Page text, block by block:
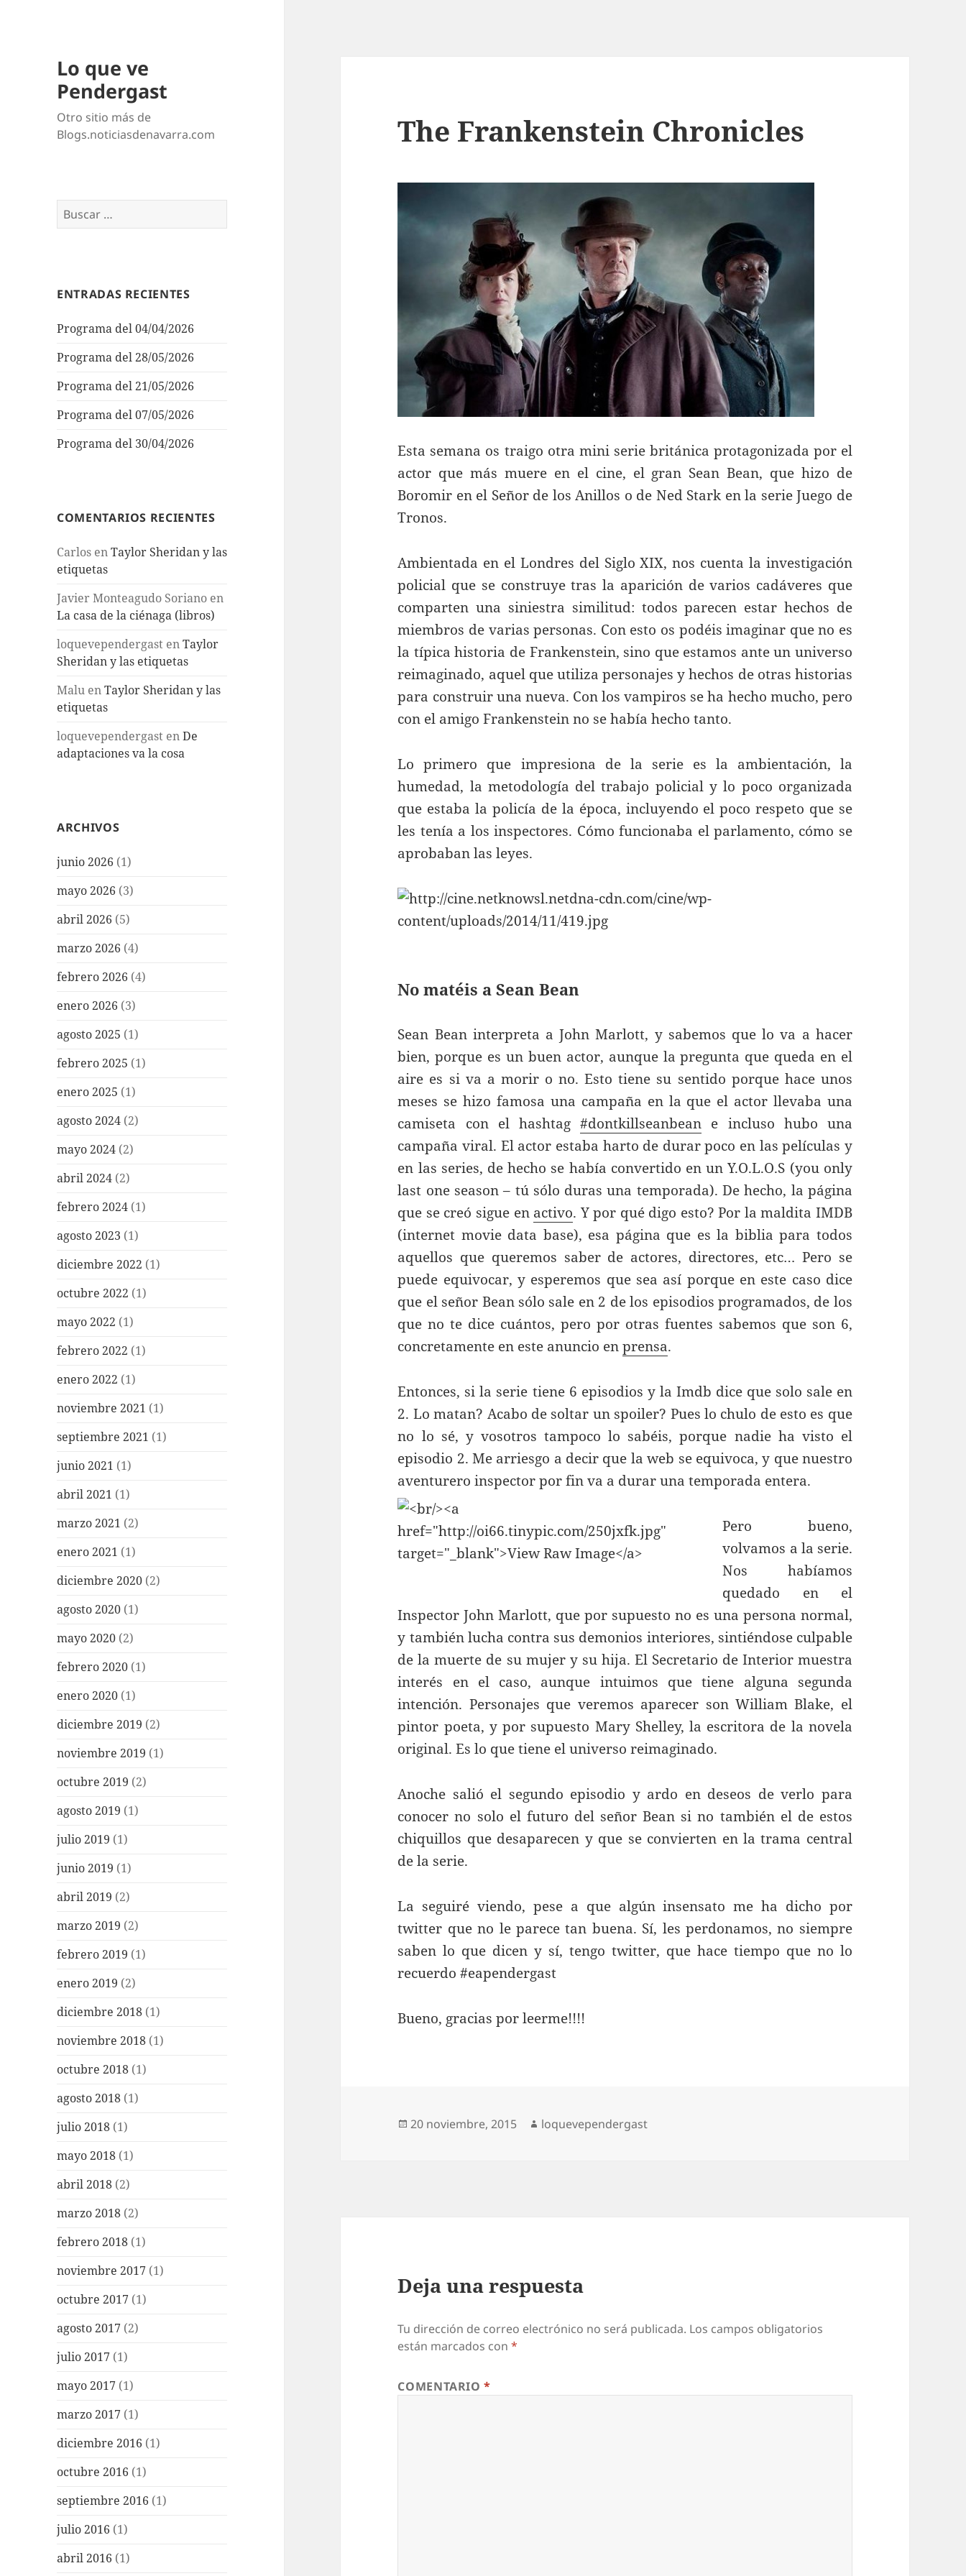
Lo que ve
Pendergast
Otro sitio más de
Blogs.noticiasdenavarra.com
Buscar:
ENTRADAS RECIENTES
Programa del 04/04/2026
Programa del 28/05/2026
Programa del 21/05/2026
Programa del 07/05/2026
Programa del 30/04/2026
COMENTARIOS RECIENTES
Carlos enTaylor Sheridan y las
etiquetas
Javier Monteagudo Soriano en
La casa de la ciénaga (libros)
loquevependergast enTaylor
Sheridan y las etiquetas
Malu enTaylor Sheridan y las
etiquetas
loquevependergast enDe
adaptaciones va la cosa
ARCHIVOS
junio 2026 (1)
mayo 2026 (3)
abril 2026 (5)
marzo 2026 (4)
febrero 2026 (4)
enero 2026 (3)
agosto 2025 (1)
febrero 2025 (1)
enero 2025 (1)
agosto 2024 (2)
mayo 2024 (2)
abril 2024 (2)
febrero 2024 (1)
agosto 2023 (1)
diciembre 2022 (1)
octubre 2022 (1)
mayo 2022 (1)
febrero 2022 (1)
enero 2022 (1)
noviembre 2021 (1)
septiembre 2021 (1)
junio 2021 (1)
abril 2021 (1)
marzo 2021 (2)
enero 2021 (1)
diciembre 2020 (2)
agosto 2020 (1)
mayo 2020 (2)
febrero 2020 (1)
enero 2020 (1)
diciembre 2019 (2)
noviembre 2019 (1)
octubre 2019 (2)
agosto 2019 (1)
julio 2019 (1)
junio 2019 (1)
abril 2019 (2)
marzo 2019 (2)
febrero 2019 (1)
enero 2019 (2)
diciembre 2018 (1)
noviembre 2018 (1)
octubre 2018 (1)
agosto 2018 (1)
julio 2018 (1)
mayo 2018 (1)
abril 2018 (2)
marzo 2018 (2)
febrero 2018 (1)
noviembre 2017 (1)
octubre 2017 (1)
agosto 2017 (2)
julio 2017 (1)
mayo 2017 (1)
marzo 2017 (1)
diciembre 2016 (1)
octubre 2016 (1)
septiembre 2016 (1)
julio 2016 (1)
abril 2016 (1)
The Frankenstein Chronicles
Esta semana os traigo otra mini serie británica protagonizada por el
actor que más muere en el cine, el gran Sean Bean, que hizo de
Boromir en el Señor de los Anillos o de Ned Stark en la serie Juego de
Tronos.
Ambientada en el Londres del Siglo XIX, nos cuenta la investigación
policial que se construye tras la aparición de varios cadáveres que
comparten una siniestra similitud: todos parecen estar hechos de
miembros de varias personas. Con esto os podéis imaginar que no es
la típica historia de Frankenstein, sino que estamos ante un universo
reimaginado, aquel que utiliza personajes y hechos de otras historias
para construir una nueva. Con los vampiros se ha hecho mucho, pero
con el amigo Frankenstein no se había hecho tanto.
Lo primero que impresiona de la serie es la ambientación, la
humedad, la metodología del trabajo policial y lo poco organizada
que estaba la policía de la época, incluyendo el poco respeto que se
les tenía a los inspectores. Cómo funcionaba el parlamento, cómo se
aprobaban las leyes.
No matéis a Sean Bean
Sean Bean interpreta a John Marlott, y sabemos que lo va a hacer
bien, porque es un buen actor, aunque la pregunta que queda en el
aire es si va a morir o no. Esto tiene su sentido porque hace unos
meses se hizo famosa una campaña en la que el actor llevaba una
camiseta con el hashtag#dontkillseanbean e incluso hubo una
campaña viral. El actor estaba harto de durar poco en las películas y
en las series, de hecho se había convertido en un Y.O.L.O.S (you only
last one season – tú sólo duras una temporada). De hecho, la página
que se creó sigue en activo. Y por qué digo esto? Por la maldita IMDB
(internet movie data base), esa página que es la biblia para todos
aquellos que queremos saber de actores, directores, etc… Pero se
puede equivocar, y esperemos que sea así porque en este caso dice
que el señor Bean sólo sale en 2 de los episodios programados, de los
que no te dice cuántos, pero por otras fuentes sabemos que son 6,
concretamente en este anuncio enprensa.
Entonces, si la serie tiene 6 episodios y la Imdb dice que solo sale en
2. Lo matan? Acabo de soltar un spoiler? Pues lo chulo de esto es que
no lo sé, y vosotros tampoco lo sabéis, porque nadie ha visto el
episodio 2. Me arriesgo a decir que la web se equivoca, y que nuestro
aventurero inspector por fin va a durar una temporada entera.
Pero bueno,
volvamos a la serie.
Nos habíamos
quedado en el
Inspector John Marlott, que por supuesto no es una persona normal,
y también lucha contra sus demonios interiores, sintiéndose culpable
de la muerte de su mujer y su hija. El Secretario de Interior muestra
interés en el caso, aunque intuimos que tiene alguna segunda
intención. Personajes que veremos aparecer son William Blake, el
pintor poeta, y por supuesto Mary Shelley, la escritora de la novela
original. Es lo que tiene el universo reimaginado.
Anoche salió el segundo episodio y ardo en deseos de verlo para
conocer no solo el futuro del señor Bean si no también el de estos
chiquillos que desaparecen y que se convierten en la trama central
de la serie.
La seguiré viendo, pese a que algún insensato me ha dicho por
twitter que no le parece tan buena. Sí, les perdonamos, no siempre
saben lo que dicen y sí, tengo twitter, que hace tiempo que no lo
recuerdo #eapendergast
Bueno, gracias por leerme!!!!
Publicado
20 noviembre, 2015 Autor
loquevependergast
Deja una respuesta
Tu dirección de correo electrónico no será publicada. Los campos obligatorios
están marcados con*
COMENTARIO*